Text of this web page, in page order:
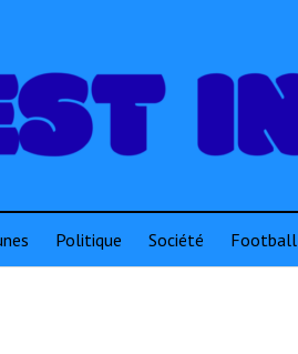
Politique Société Football